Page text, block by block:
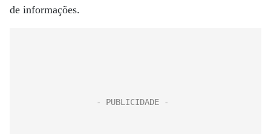
de informações.